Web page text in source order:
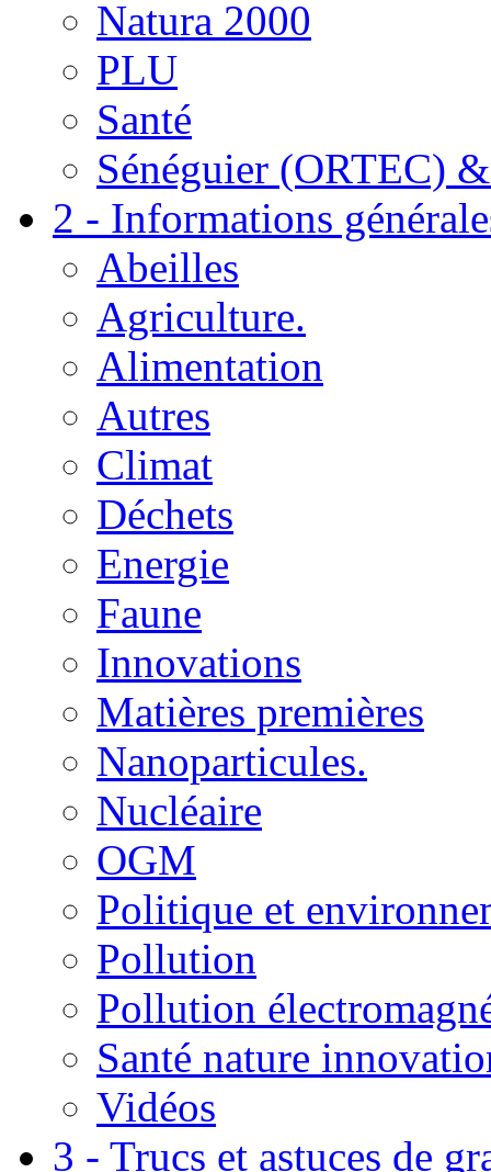
Natura 2000
PLU
Santé
Sénéguier (ORTEC)
2 - Informations
Abeilles
Agriculture.
Alimentation
Autres
Climat
Déchets
Energie
Faune
Innovations
Matières premières
Nanoparticules.
Nucléaire
OGM
Politique et
Pollution
Pollution
Santé nature
Vidéos
3 - Trucs et astuces de